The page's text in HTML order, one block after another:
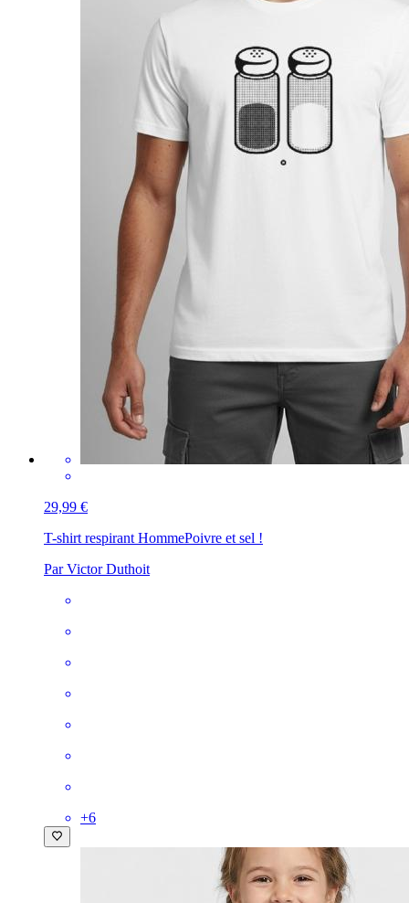
29,99 €
T-shirt respirant HommePoivre et sel !
Par Victor Duthoit
+6